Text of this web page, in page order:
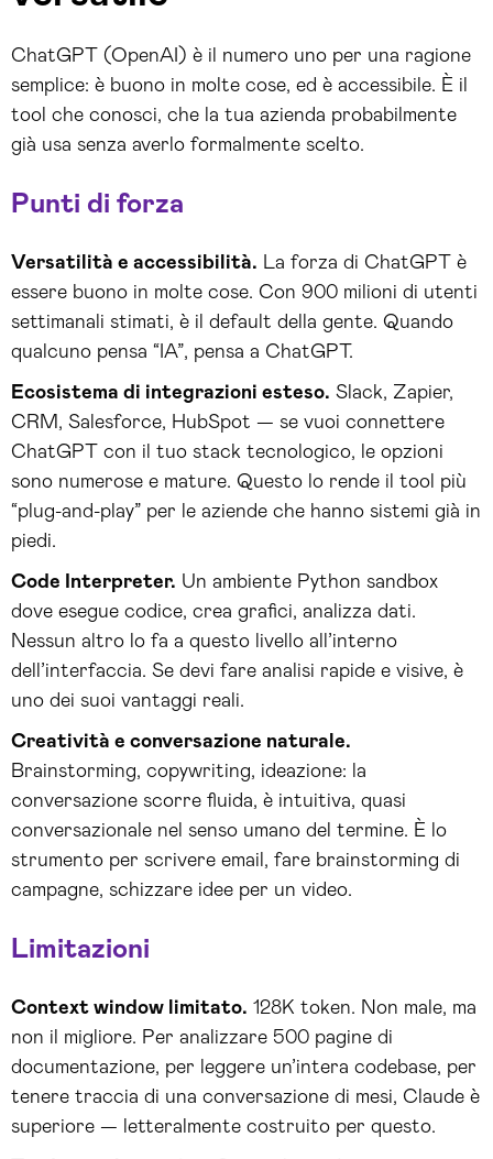
ChatGPT (OpenAI) è il numero uno per una ragione
semplice: è buono in molte cose, ed è accessibile. È il
tool che conosci, che la tua azienda probabilmente
già usa senza averlo formalmente scelto.
Punti di forza
Versatilità e accessibilità. La forza di ChatGPT è
essere buono in molte cose. Con 900 milioni di utenti
settimanali stimati, è il default della gente. Quando
qualcuno pensa “IA”, pensa a ChatGPT.
Ecosistema di integrazioni esteso. Slack, Zapier,
CRM, Salesforce, HubSpot — se vuoi connettere
ChatGPT con il tuo stack tecnologico, le opzioni
sono numerose e mature. Questo lo rende il tool più
“plug-and-play” per le aziende che hanno sistemi già in
piedi.
Code Interpreter. Un ambiente Python sandbox
dove esegue codice, crea grafici, analizza dati.
Nessun altro lo fa a questo livello all’interno
dell’interfaccia. Se devi fare analisi rapide e visive, è
uno dei suoi vantaggi reali.
Creatività e conversazione naturale.
Brainstorming, copywriting, ideazione: la
conversazione scorre fluida, è intuitiva, quasi
conversazionale nel senso umano del termine. È lo
strumento per scrivere email, fare brainstorming di
campagne, schizzare idee per un video.
Limitazioni
Context window limitato. 128K token. Non male, ma
non il migliore. Per analizzare 500 pagine di
documentazione, per leggere un’intera codebase, per
tenere traccia di una conversazione di mesi, Claude è
superiore — letteralmente costruito per questo.